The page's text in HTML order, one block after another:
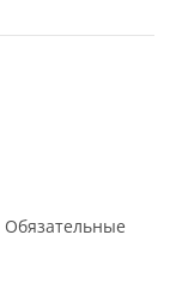
Обязательные